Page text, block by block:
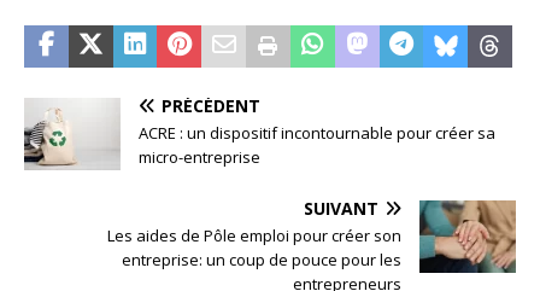
PRÉCÉDENT
ACRE : un dispositif incontournable pour créer sa
micro-entreprise
SUIVANT
Les aides de Pôle emploi pour créer son
entreprise: un coup de pouce pour les
entrepreneurs